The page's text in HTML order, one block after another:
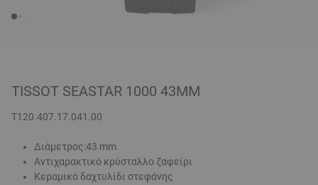
TISSOT SEASTAR 1000 43MM
T120.407.17.041.00
Διάμετρος:43 mm
Αντιχαρακτικό κρύσταλλο ζαφείρι
Κεραμικό δαχτυλίδι στεφάνης